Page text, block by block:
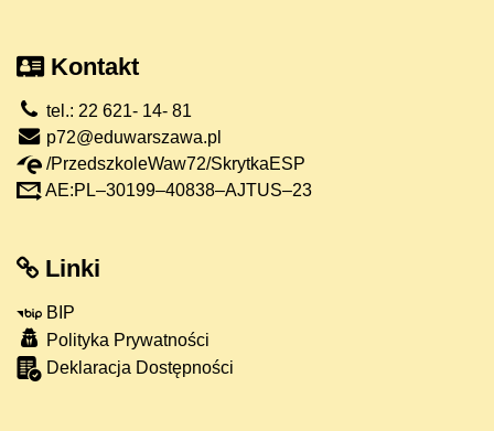
Kontakt
tel.: 22 621- 14- 81
p72@eduwarszawa.pl
/PrzedszkoleWaw72/SkrytkaESP
AE:PL–30199–40838–AJTUS–23
Linki
BIP
Polityka Prywatności
Deklaracja Dostępności